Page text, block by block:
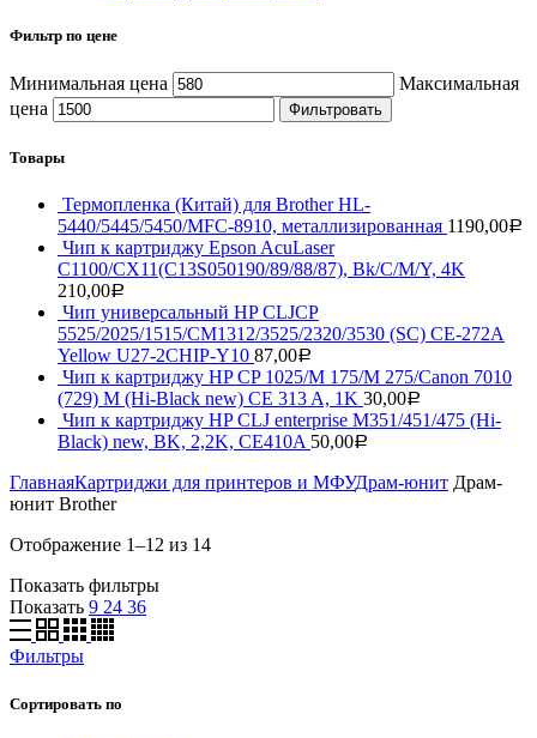
Фильтр по цене
Минимальная цена
Максимальная
цена
Фильтровать
Товары
Термопленка (Китай) для Brother HL-
5440/5445/5450/MFC-8910, металлизированная 1190,00Р
Чип к картриджу Epson AcuLaser
C1100/CX11(C13S050190/89/88/87), Bk/C/M/Y, 4K
210,00Р
Чип универсальный HP CLJCP
5525/2025/1515/CM1312/3525/2320/3530 (SC) CE-272A
Yellow U27-2CHIP-Y10 87,00Р
Чип к картриджу HP CP 1025/M 175/M 275/Canon 7010
(729) M (Hi-Black new) CE 313 A, 1K 30,00Р
Чип к картриджу HP CLJ enterprise M351/451/475 (Hi-
Black) new, BK, 2,2K, CE410A 50,00Р
ГлавнаяКартриджи для принтеров и МФУДрам-юнит Драм-
юнит Brother
Отображение 1–12 из 14
Показать фильтры
Показать 9 24 36
Фильтры
Сортировать по